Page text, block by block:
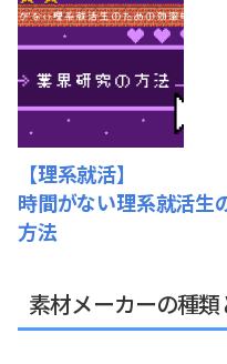
【理系就活】
時間がない理系就活生
方法
素材メーカーの種